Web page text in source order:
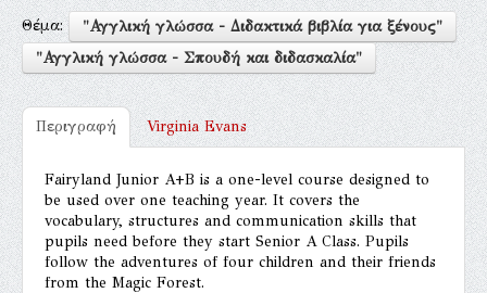
Θέμα:
"Αγγλική γλώσσα - Διδακτικά βιβλία για ξένους"
"Αγγλική γλώσσα - Σπουδή και διδασκαλία"
Περιγραφή Virginia Evans
Fairyland Junior A+B is a one-level course designed to
be used over one teaching year. It covers the
vocabulary, structures and communication skills that
pupils need before they start Senior A Class. Pupils
follow the adventures of four children and their friends
from the Magic Forest.